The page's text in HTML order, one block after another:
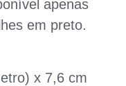
apenas
em preto.
x 7,6 cm